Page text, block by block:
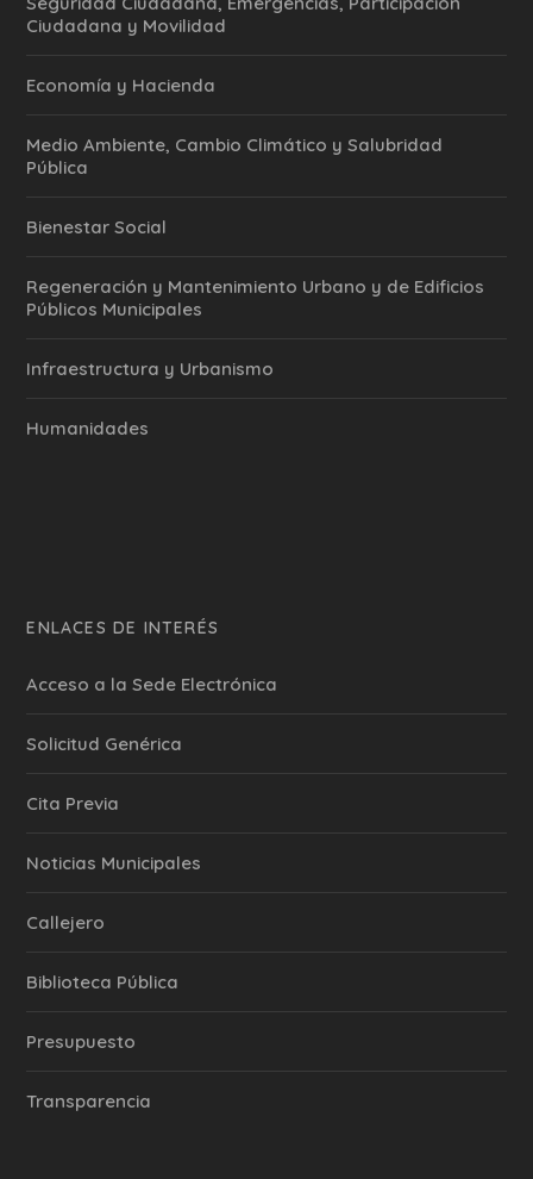
Ciudadana y Movilidad
Economía y Hacienda
Medio Ambiente, Cambio Climático y Salubridad
Pública
Bienestar Social
Regeneración y Mantenimiento Urbano y de Edificios
Públicos Municipales
Infraestructura y Urbanismo
Humanidades
ENLACES DE INTERÉS
Acceso a la Sede Electrónica
Solicitud Genérica
Cita Previa
‎Noticias Municipales
Callejero
Biblioteca Pública
Presupuesto
Transparencia